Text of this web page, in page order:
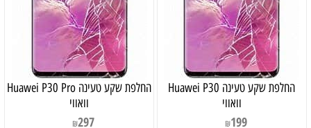
‏החלפת שקע טעינה Huawei P30
וואווי
₪199
‏החלפת שקע טעינה Huawei P30 Pro
וואווי
₪297